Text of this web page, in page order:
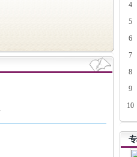
4
5
6
7
8
9
10